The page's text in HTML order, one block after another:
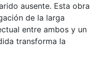
ausente. Esta obra
de la larga
entre ambos y un
transforma la